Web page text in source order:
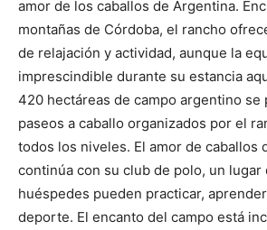
amor de los caballos de Argentina.
montañas de Córdoba, el rancho
de relajación y actividad, aunque la
imprescindible durante su estancia
420 hectáreas de campo argentino se
paseos a caballo organizados por el
todos los niveles. El amor de caballos
continúa con su club de polo, un lugar
huéspedes pueden practicar,
deporte. El encanto del campo está